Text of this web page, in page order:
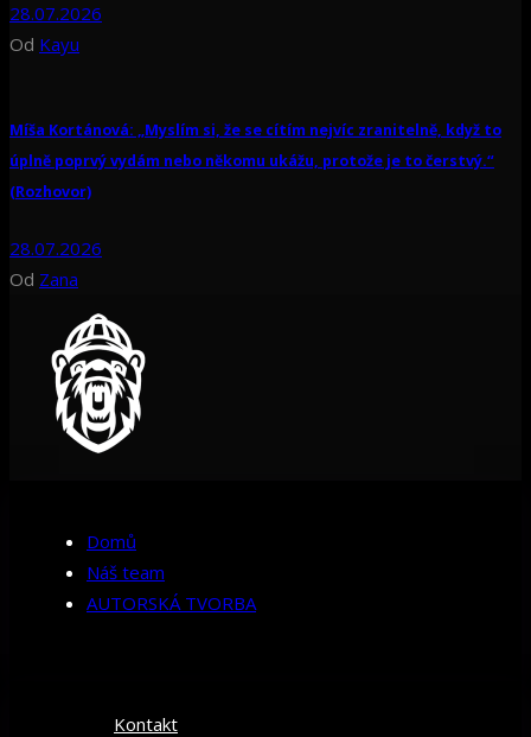
28.07.2026
Od Kayu
Míša Kortánová: „Myslím si, že se cítím nejvíc zranitelně, když to
úplně poprvý vydám nebo někomu ukážu, protože je to čerstvý.“
(Rozhovor)
28.07.2026
Od Zana
Domů
Náš team
AUTORSKÁ TVORBA
Kontakt